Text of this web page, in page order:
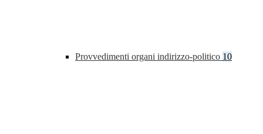
Provvedimenti organi indirizzo-politico 10